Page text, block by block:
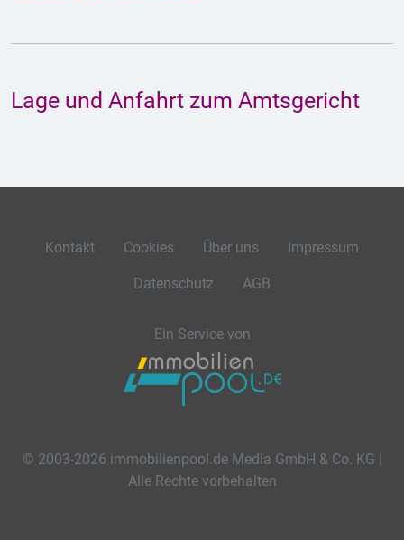
Lage und Anfahrt zum Amtsgericht
Kontakt Cookies Über uns Impressum
Datenschutz AGB
Ein Service von
© 2003-2026 immobilienpool.de Media GmbH & Co. KG |
Alle Rechte vorbehalten